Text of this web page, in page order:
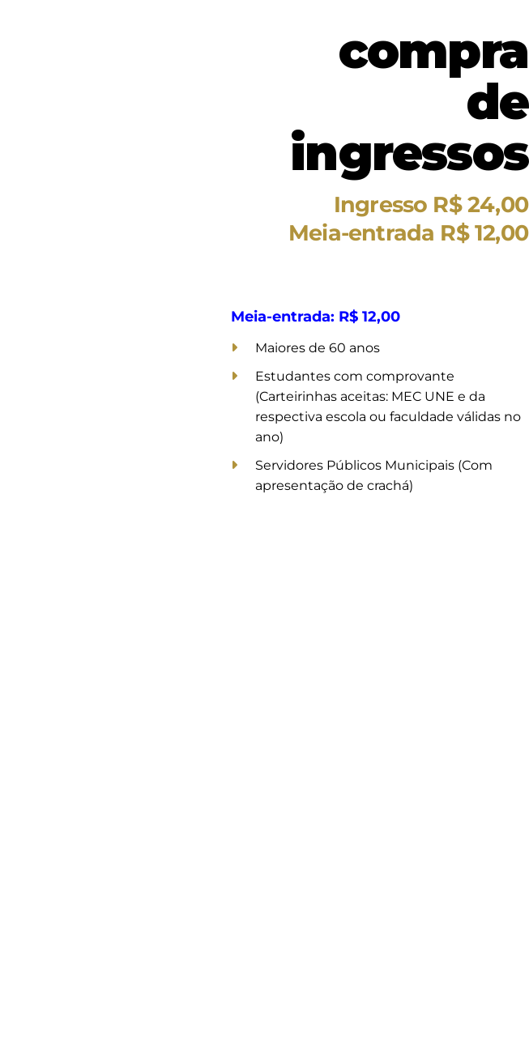
compra
de
ingressos
Ingresso R$ 24,00
Meia-entrada R$ 12,00
Meia-entrada: R$ 12,00
Maiores de 60 anos
Estudantes com comprovante
(Carteirinhas aceitas: MEC UNE e da
respectiva escola ou faculdade válidas no
ano)
Servidores Públicos Municipais (Com
apresentação de crachá)